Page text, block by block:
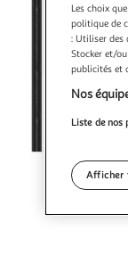
Les choix
politique de
: Utiliser des
Stocker et/
publicités et
Nos
Liste de nos
Afficher